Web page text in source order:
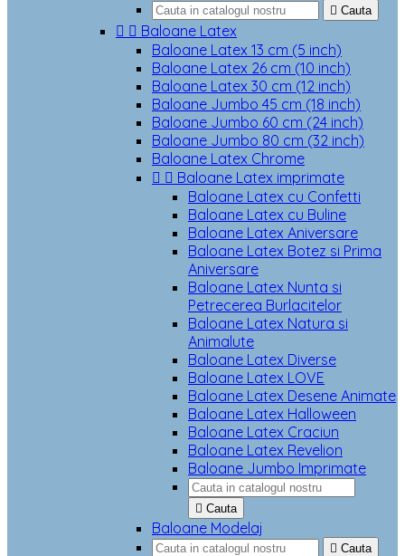
 Cauta
  Baloane Latex
Baloane Latex 13 cm (5 inch)
Baloane Latex 26 cm (10 inch)
Baloane Latex 30 cm (12 inch)
Baloane Jumbo 45 cm (18 inch)
Baloane Jumbo 60 cm (24 inch)
Baloane Jumbo 80 cm (32 inch)
Baloane Latex Chrome
  Baloane Latex imprimate
Baloane Latex cu Confetti
Baloane Latex cu Buline
Baloane Latex Aniversare
Baloane Latex Botez si Prima
Aniversare
Baloane Latex Nunta si
Petrecerea Burlacitelor
Baloane Latex Natura si
Animalute
Baloane Latex Diverse
Baloane Latex LOVE
Baloane Latex Desene Animate
Baloane Latex Halloween
Baloane Latex Craciun
Baloane Latex Revelion
Baloane Jumbo Imprimate
 Cauta
Baloane Modelaj
 Cauta